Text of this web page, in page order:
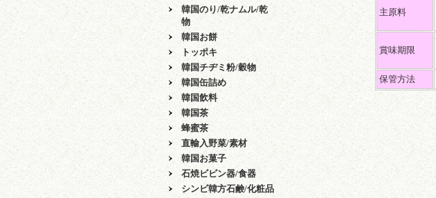
韓国のり/乾ナムル/乾
物
韓国お餅
トッポキ
韓国チヂミ粉/穀物
韓国缶詰め
韓国飲料
韓国茶
蜂蜜茶
直輸入野菜/素材
韓国お菓子
石焼ビビン器/食器
シンビ韓方石鹸/化粧品
主原料
賞味期限
保管方法